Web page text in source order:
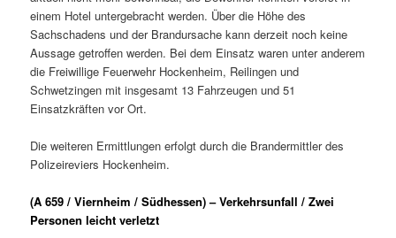
einem Hotel untergebracht werden. Über die Höhe des
Sachschadens und der Brandursache kann derzeit noch keine
Aussage getroffen werden. Bei dem Einsatz waren unter anderem
die Freiwillige Feuerwehr Hockenheim, Reilingen und
Schwetzingen mit insgesamt 13 Fahrzeugen und 51
Einsatzkräften vor Ort.
Die weiteren Ermittlungen erfolgt durch die Brandermittler des
Polizeireviers Hockenheim.
(A 659 / Viernheim / Südhessen) – Verkehrsunfall / Zwei
Personen leicht verletzt